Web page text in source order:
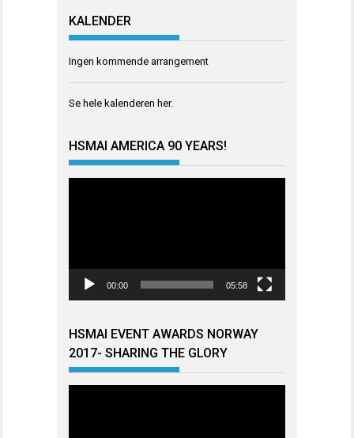
KALENDER
Ingen kommende arrangement
Se hele kalenderen her.
HSMAI AMERICA 90 YEARS!
00:00 05:58
HSMAI EVENT AWARDS NORWAY
2017- SHARING THE GLORY